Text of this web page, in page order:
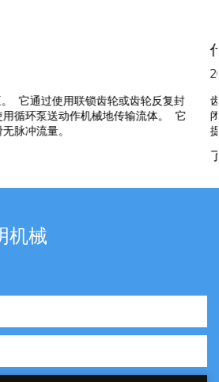
泵？
正排量 (PD) 泵。 它通过使用联锁齿轮或
移动流体，并使用循环泵送动作机械地传
速成正比的平滑无脉冲流量。
机械